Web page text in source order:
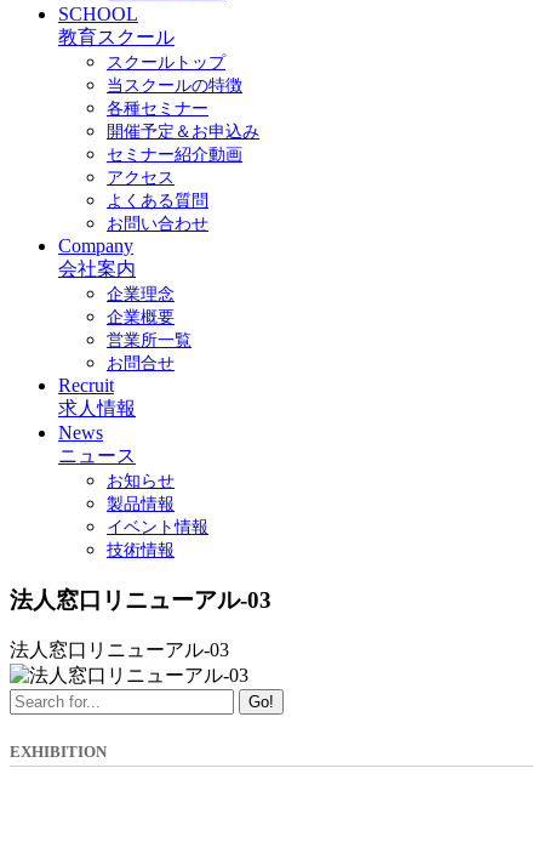
SCHOOL
教育スクール
スクールトップ
当スクールの特徴
各種セミナー
開催予定＆お申込み
セミナー紹介動画
アクセス
よくある質問
お問い合わせ
Company
会社案内
企業理念
企業概要
営業所一覧
お問合せ
Recruit
求人情報
News
ニュース
お知らせ
製品情報
イベント情報
技術情報
法人窓口リニューアル-03
法人窓口リニューアル-03
Go!
EXHIBITION